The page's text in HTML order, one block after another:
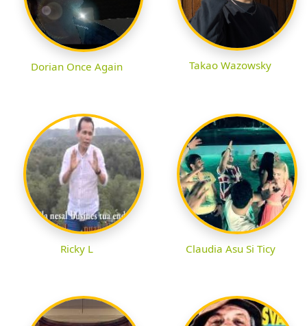
Dorian Once Again Takao Wazowsky
Ricky L Claudia Asu Si Ticy